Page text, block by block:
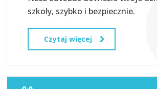
szkoły, szybko i bezpiecznie.
Czytaj więcej